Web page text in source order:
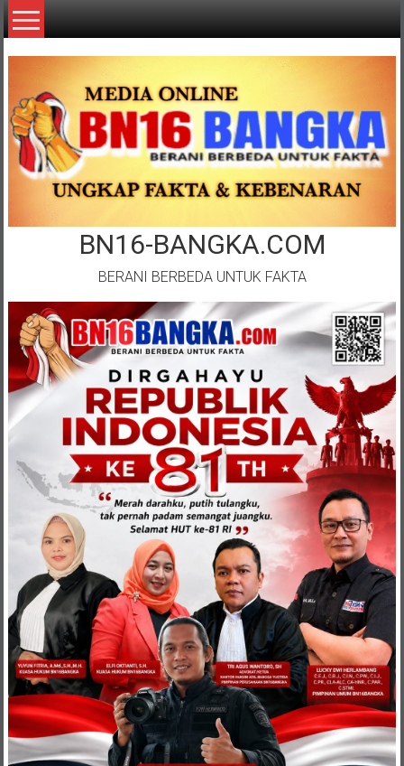
Lompat
ke
BN16-BANGKA.COM
BERANI BERBEDA UNTUK FAKTA